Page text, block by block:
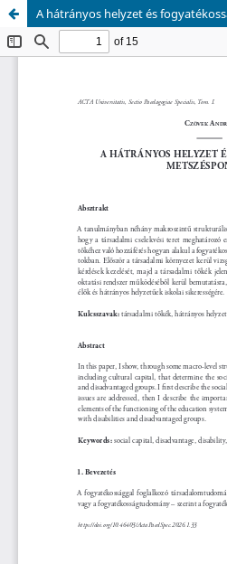
A hátrányos helyzet és